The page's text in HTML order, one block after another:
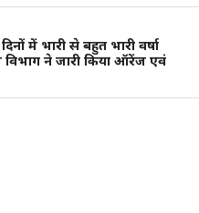
में भारी से बहुत भारी वर्षा
ने जारी किया ऑरेंज एवं